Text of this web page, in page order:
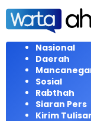
Langsung
konten
Nasional
Daerah
Sosial
Rabthah
Siaran Pers
Kirim